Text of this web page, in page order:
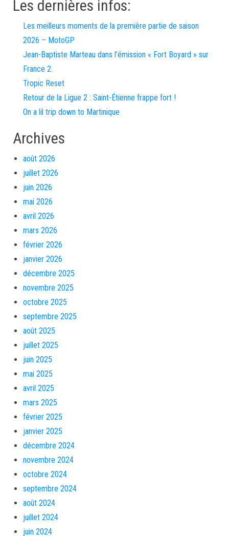
Les dernières infos:
Les meilleurs moments de la première partie de saison
2026 – MotoGP
Jean-Baptiste Marteau dans l’émission « Fort Boyard » sur
France 2.
Tropic Reset
Retour de la Ligue 2 : Saint-Étienne frappe fort !
On a lil trip down to Martinique
Archives
août 2026
juillet 2026
juin 2026
mai 2026
avril 2026
mars 2026
février 2026
janvier 2026
décembre 2025
novembre 2025
octobre 2025
septembre 2025
août 2025
juillet 2025
juin 2025
mai 2025
avril 2025
mars 2025
février 2025
janvier 2025
décembre 2024
novembre 2024
octobre 2024
septembre 2024
août 2024
juillet 2024
juin 2024